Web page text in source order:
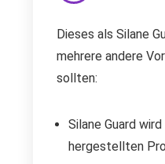
Dieses als Silane
mehrere andere
sollten:
Silane Guard
hergestellten